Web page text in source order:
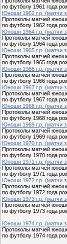
по футболу 1961 года
Юноши 1962 г.р. (матчи
Протоколы матчей
по футболу 1962 года
Юноши 1964 г.р. (матчи
Протоколы матчей
по футболу 1964 года
Юноши 1965 г.р. (матчи
Протоколы матчей
по футболу 1965 года
Юноши 1966 г.р. (матчи
Протоколы матчей
по футболу 1966 года
Юноши 1967 г.р. (матчи
Протоколы матчей
по футболу 1967 года
Юноши 1968 г.р. (матчи
Протоколы матчей
по футболу 1968 года
Юноши 1969 г.р. (матчи
Протоколы матчей
по футболу 1969 года
Юноши 1970 г.р. (матчи
Протоколы матчей
по футболу 1970 года
Юноши 1971 г.р. (матчи
Протоколы матчей
по футболу 1971 года
Юноши 1972 г.р. (матчи
Протоколы матчей
по футболу 1972 года
Юноши 1973 г.р. (матчи
Протоколы матчей
по футболу 1973 года
Юноши 1974 г.р. (матчи
Протоколы матчей
по футболу 1974 года